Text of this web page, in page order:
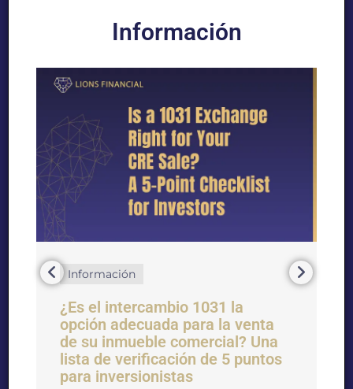
Información
Información
¿Es el intercambio 1031 la
opción adecuada para la venta
de su inmueble comercial? Una
lista de verificación de 5 puntos
para inversionistas